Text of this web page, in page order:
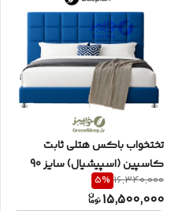
تختخواب باکس هتلی ثابت
کاسپین (اسپیشیال) سایز 90
یکنفره به همراه تاج طرح مربع
16,340,000
5%
15,500,000